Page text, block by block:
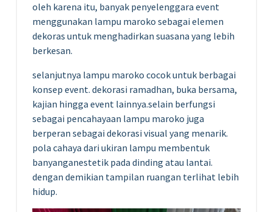
oleh karena itu, banyak penyelenggara event
menggunakan lampu maroko sebagai elemen
dekoras untuk menghadirkan suasana yang lebih
berkesan.
selanjutnya lampu maroko cocok untuk berbagai
konsep event. dekorasi ramadhan, buka bersama,
kajian hingga event lainnya.selain berfungsi
sebagai pencahayaan lampu maroko juga
berperan sebagai dekorasi visual yang menarik.
pola cahaya dari ukiran lampu membentuk
banyanganestetik pada dinding atau lantai.
dengan demikian tampilan ruangan terlihat lebih
hidup.